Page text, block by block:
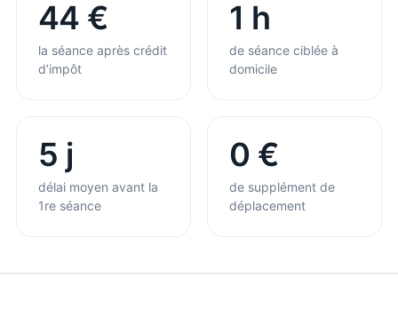
44 €
la séance après crédit
d’impôt
1 h
de séance ciblée à
domicile
5 j
délai moyen avant la
1re séance
0 €
de supplément de
déplacement